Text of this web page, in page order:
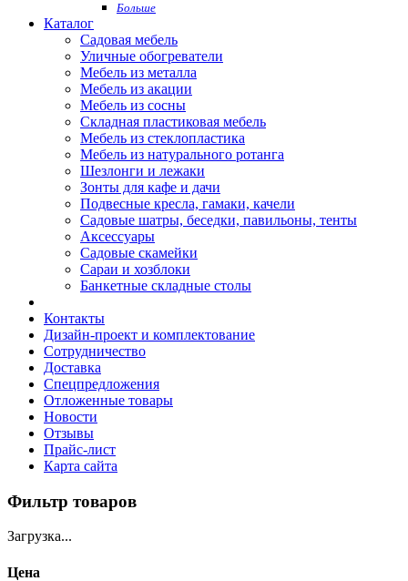
Больше
Каталог
Садовая мебель
Уличные обогреватели
Мебель из металла
Мебель из акации
Мебель из сосны
Складная пластиковая мебель
Мебель из стеклопластика
Мебель из натурального ротанга
Шезлонги и лежаки
Зонты для кафе и дачи
Подвесные кресла, гамаки, качели
Садовые шатры, беседки, павильоны, тенты
Аксессуары
Садовые скамейки
Сараи и хозблоки
Банкетные складные столы
Контакты
Дизайн-проект и комплектование
Сотрудничество
Доставка
Спецпредложения
Отложенные товары
Новости
Отзывы
Прайс-лист
Карта сайта
Фильтр товаров
Загрузка...
Цена